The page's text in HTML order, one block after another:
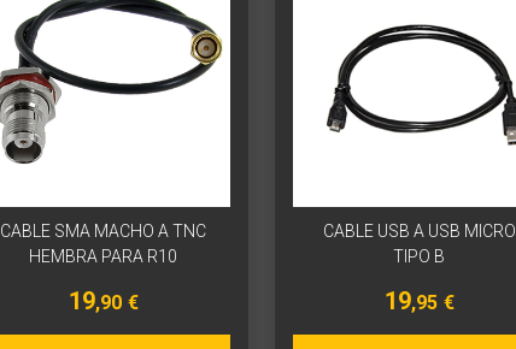
CABLE SMA MACHO A TNC
HEMBRA PARA R10
19,90 €
CABLE USB A USB MICRO
TIPO B
19,95 €